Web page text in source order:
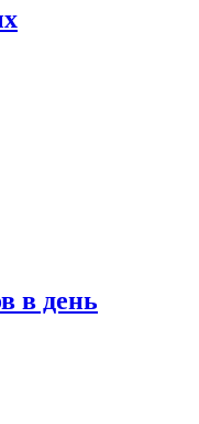
в день